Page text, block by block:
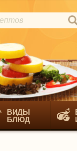
ВИДЫ
БЛЮД